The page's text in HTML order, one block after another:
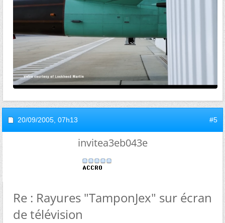
20/09/2005, 07h13 #5
invitea3eb043e
Re : Rayures "TamponJex" sur écran
de télévision